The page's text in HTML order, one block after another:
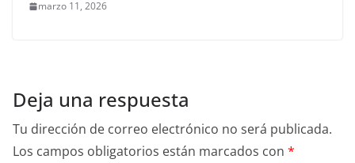
marzo 11, 2026
Deja una respuesta
Tu dirección de correo electrónico no será publicada.
Los campos obligatorios están marcados con *